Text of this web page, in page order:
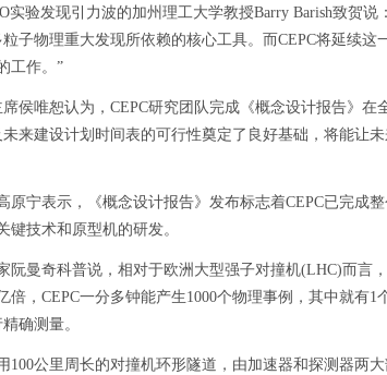
发现引力波的加州理工大学教授Barry Barish致贺说
子物理重大发现所依赖的核心工具。而CEPC将延续这
工作。”
唯恕认为，CEPC研究团队完成《概念设计报告》在
来建设计划时间表的可行性奠定了良好基础，将能让
宁表示，《概念设计报告》发布标志着CEPC已完成
键技术和原型机的研发。
曼奇科普说，相对于欧洲大型强子对撞机(LHC)而言
，CEPC一分多钟能产生1000个物理事例，其中就有1
确测量。
公里周长的对撞机环形隧道，由加速器和探测器两大